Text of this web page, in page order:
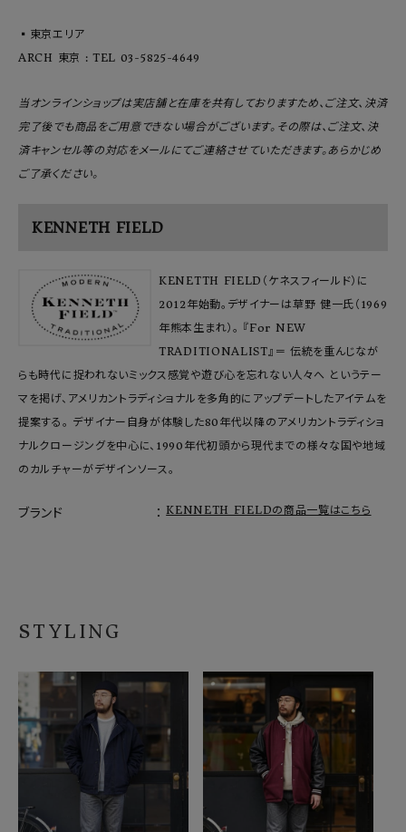
▪️東京エリア
ARCH 東京 : TEL 03-5825-4649
当オンラインショップは実店舗と在庫を共有しておりますため、ご注文、決済
完了後でも商品をご用意できない場合がございます。その際は、ご注文、決
済キャンセル等の対応をメールにてご連絡させていただきます。あらかじめ
ご了承ください。
KENNETH FIELD
KENETTH FIELD（ケネスフィールド）に
2012年始動。デザイナーは草野 健一氏（1969
年熊本生まれ）。 『For NEW
TRADITIONALIST』＝ 伝統を重んじなが
らも時代に捉われないミックス感覚や遊び心を忘れない人々へ というテー
マを掲げ、アメリカントラディショナルを多角的にアップデートしたアイテムを
提案する。 デザイナー自身が体験した80年代以降のアメリカントラディショ
ナルクロージングを中心に、1990年代初頭から現代までの様々な国や地域
のカルチャーがデザインソース。
ブランド KENNETH FIELDの商品一覧はこちら
STYLING